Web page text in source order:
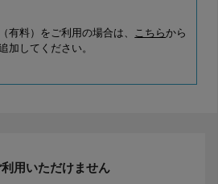
有料）をご利用の場合は、 こちらから
加してください。
用いただけません